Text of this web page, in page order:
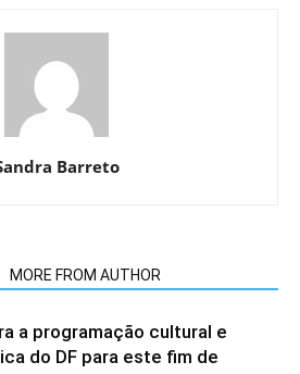
Barreto
MORE FROM AUTHOR
a programação cultural e
do DF para este fim de